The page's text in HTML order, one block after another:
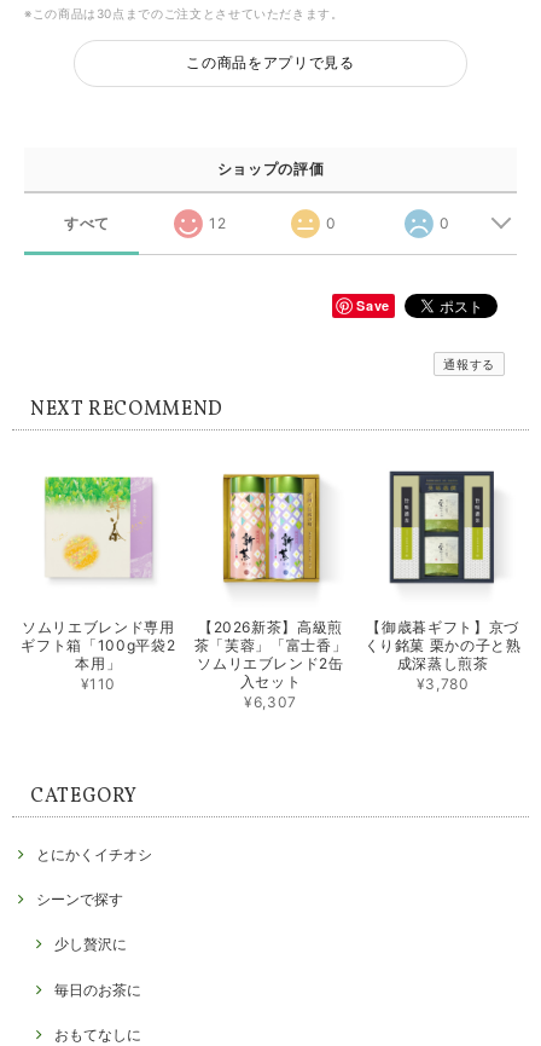
※この商品は30点までのご注文とさせていただきます。
この商品をアプリで見る
ショップの評価
すべて 12 0 0
Save
通報する
NEXT RECOMMEND
ソムリエブレンド専用
ギフト箱「100g平袋2
本用」
¥110
【2026新茶】高級煎
茶「芙蓉」「富士香」
ソムリエブレンド2缶
入セット
¥6,307
【御歳暮ギフト】京づ
くり銘菓 栗かの子と熟
成深蒸し煎茶
¥3,780
CATEGORY
とにかくイチオシ
シーンで探す
少し贅沢に
毎日のお茶に
おもてなしに